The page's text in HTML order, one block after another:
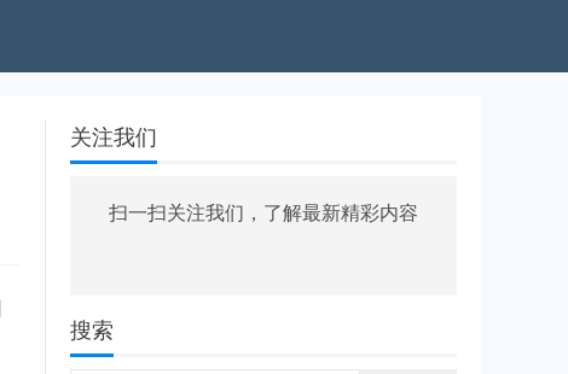
关注我们
扫一扫关注我们，了解最新精彩内容
搜索